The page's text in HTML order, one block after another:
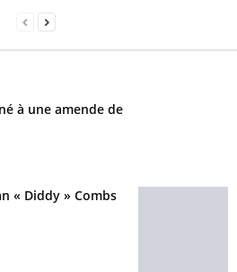
à une amende de
« Diddy » Combs